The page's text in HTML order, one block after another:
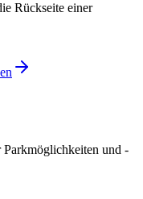
Rückseite einer
Parkmöglichkeiten und -